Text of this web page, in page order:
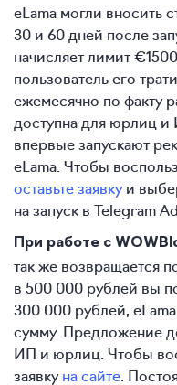
eLama могли вносить
30 и 60 дней после
начисляет лимит
пользователь его
ежемесячно по факту
доступна для юрлиц
впервые запускают
eLama. Чтобы
оставьте заявкуи
на запуск в Telegram
При работе с
так же возвращается
в 500 000 рублей вы
300 000 рублей,
сумму. Предложение
ИП и юрлиц. Чтобы
заявкуна сайте .